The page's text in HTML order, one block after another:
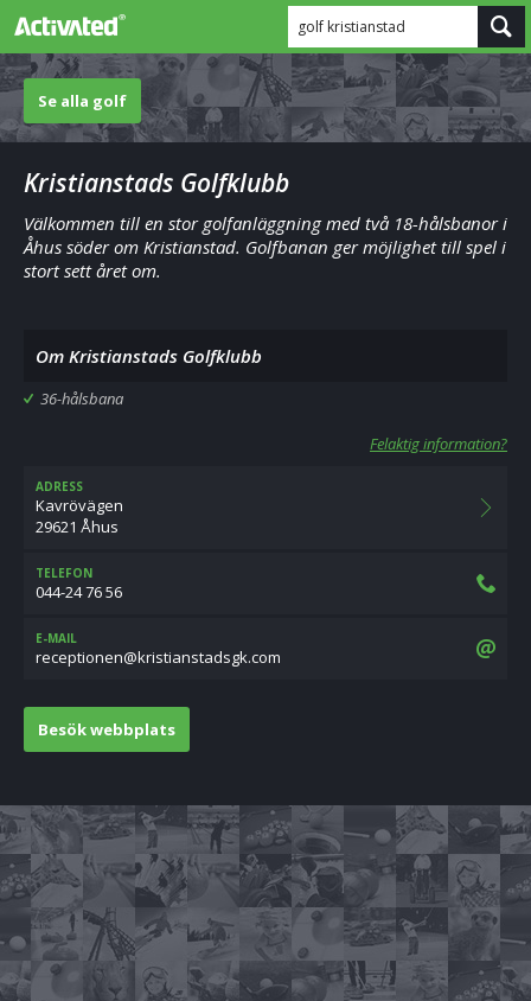
golf kristianstad
Se alla golf
Kristianstads Golfklubb
Välkommen till en stor golfanläggning med två 18-hålsbanor i
Åhus söder om Kristianstad. Golfbanan ger möjlighet till spel i
stort sett året om.
Om Kristianstads Golfklubb
36-hålsbana
Felaktig information?
ADRESS
Kavrövägen
29621 Åhus
TELEFON
044-24 76 56
E-MAIL
moc.kgsdatsnaitsirk@nenoitpecer
Besök webbplats